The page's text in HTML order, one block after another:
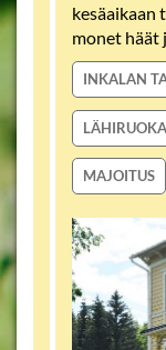
kesäaikaan
monet häät
INKALAN
LÄHIRUOKA
MAJOITUS